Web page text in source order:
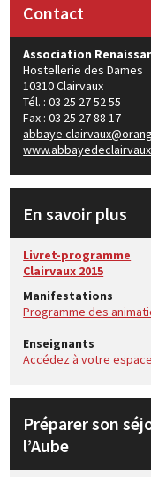
Contact
Association
Hostellerie des Dames
10310 Clairvaux
Tél. : 03 25 27 52 55
Fax : 03 25 27 88 17
En savoir plus
Livret-programme
Clairvaux 2015
Manifestations
Programme des
Enseignants
Accédez à votre espace
Préparer son
l’Aube